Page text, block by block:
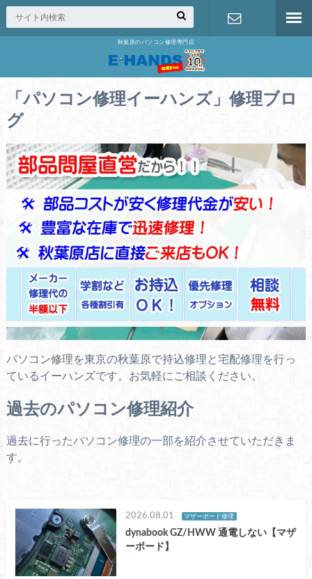
秋葉原のパソコン修理専門店
「パソコン修理イーハンズ」修理ブロ
グ
パソコン修理を東京の秋葉原で持込修理と宅配修理を行っ
ているイーハンズです。お気軽にご相談ください。
過去のパソコン修理紹介
過去に行ったパソコン修理の一部を紹介させていただきま
す。
2026.08.01 マザーボード修理
dynabook GZ/HWW 通電しない【マザ
ーボード】